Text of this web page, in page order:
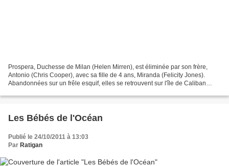
Prospera, Duchesse de Milan (Helen Mirren), est éliminée par son frère,
Antonio (Chris Cooper), avec sa fille de 4 ans, Miranda (Felicity Jones).
Abandonnées sur un frêle esquif, elles se retrouvent sur l'île de Caliban
Les Bébés de l'Océan
Publié le 24/10/2011 à 13:03
Par Ratigan